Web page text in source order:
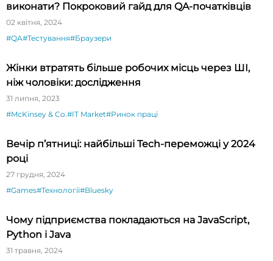
виконати? Покроковий гайд для QA-початківців
02 квітня, 2024
#QA#Тестування#Браузери
Жінки втратять більше робочих місць через ШІ,
ніж чоловіки: дослідження
31 липня, 2023
#McKinsey & Co.#IT Market#Ринок праці
Вечір п’ятниці: найбільші Tech-переможці у 2024
році
27 грудня, 2024
#Games#Технології#Bluesky
Чому підприємства покладаються на JavaScript,
Python і Java
31 травня, 2024